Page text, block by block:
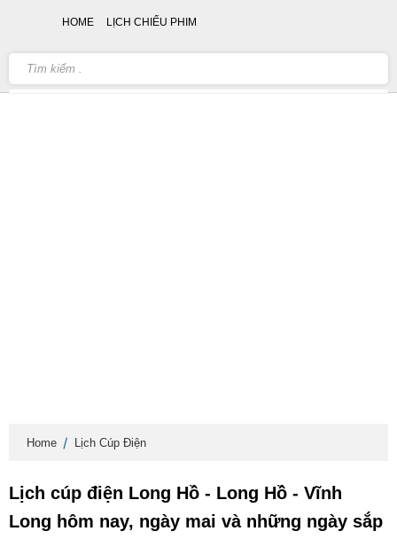
Home Lịch Cúp Điện
Lịch cúp điện Long Hồ - Long Hồ - Vĩnh
Long hôm nay, ngày mai và những ngày sắp
HOME LỊCH CHIẾU PHIM